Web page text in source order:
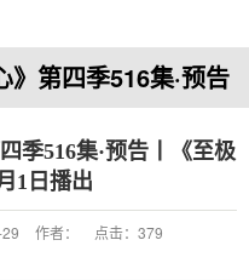
第四季516集·预告
播出
页 >>新闻中心
季516集·预告丨《至极
1日播出
作者： 点击： 379